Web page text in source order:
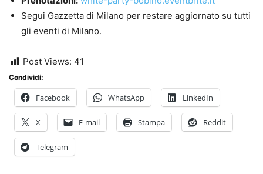
Segui Gazzetta di Milano per restare aggiornato su tutti
gli eventi di Milano.
Post Views: 41
Condividi:
Facebook WhatsApp LinkedIn
X E-mail Stampa Reddit
Telegram